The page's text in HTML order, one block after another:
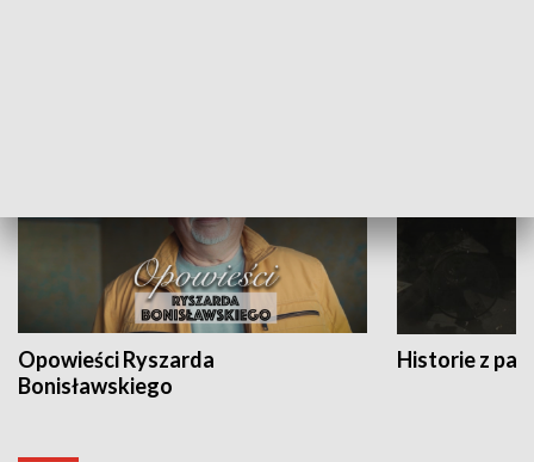
Opowieści Ryszarda
Bonisławskiego
Historie z